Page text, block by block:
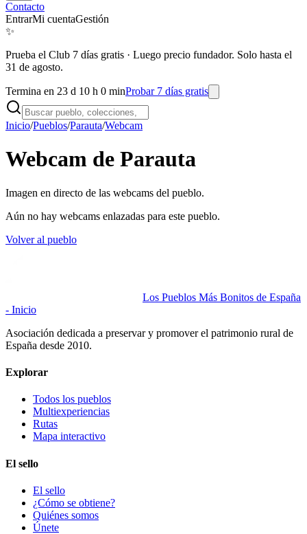
Contacto
EntrarMi cuentaGestión
✨
Prueba el Club 7 días gratis · Luego precio fundador. Solo hasta el
31 de agosto.
Termina en 23 d 10 h 0 minProbar 7 días gratis
Inicio/Pueblos/Parauta/Webcam
Webcam de Parauta
Imagen en directo de las webcams del pueblo.
Aún no hay webcams enlazadas para este pueblo.
Volver al pueblo
Los Pueblos Más Bonitos de España
- Inicio
Asociación dedicada a preservar y promover el patrimonio rural de
España desde 2010.
Explorar
Todos los pueblos
Multiexperiencias
Rutas
Mapa interactivo
El sello
El sello
¿Cómo se obtiene?
Quiénes somos
Únete